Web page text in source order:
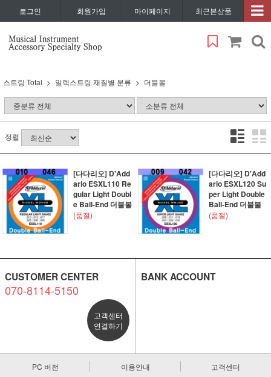
로그인 회원가입 마이페이지 최근본상품
스트링 Total 일렉스트링 재질별 분류 더블볼
정렬
[다다리오] D'Add
ario ESXL110 Re
gular Light Doubl
e Ball-End 더블볼
(품절)
[다다리오] D'Add
ario ESXL120 Su
per Light Double
Ball-End 더블볼
(품절)
CUSTOMER CENTER
070-8114-5150
고객센터
연결하기
BANK ACCOUNT
PC 버전 이용안내 고객센터